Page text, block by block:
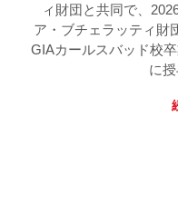
ィ財団と共同で、
ア・ブチェラッティ財
GIAカールスバッド校
に授